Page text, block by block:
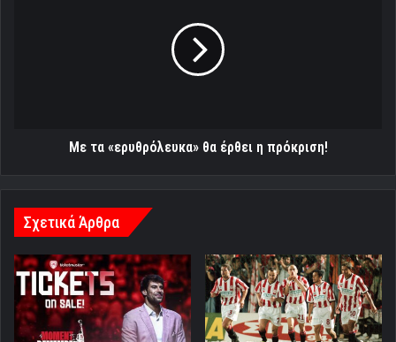
Με τα «ερυθρόλευκα» θα έρθει η πρόκριση!
Σχετικά Άρθρα